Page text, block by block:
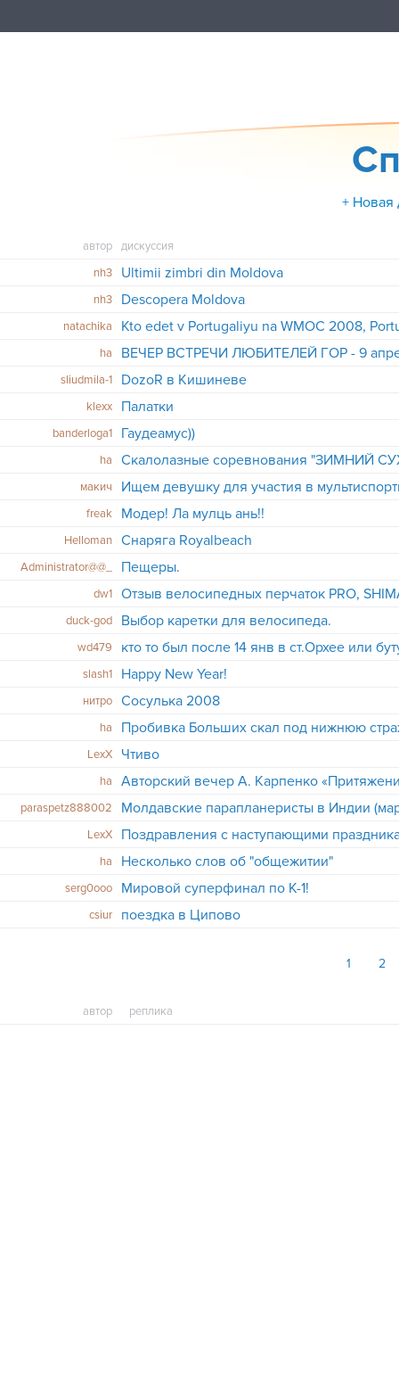
+ Новая
автор
дискуссия
nh3
Ultimii zimbri din Moldova
nh3 Descopera Moldova
natachika Kto edet v Portugaliyu na WMOC 2008,
ha ВЕЧЕР ВСТРЕЧИ ЛЮБИТЕЛЕЙ ГОР - 9
sliudmila-1 DozoR в Кишиневе
klexx Палатки
banderloga1 Гаудеамус))
ha
макич
Ищем девушку для участия в
freak Модер! Ла мулць ань!!
Helloman Снаряга Royalbeach
Administrator@@_ Пещеры.
dw1 Отзыв велосипедных перчаток PRO,
duck-god Выбор каретки для велосипеда.
wd479 кто то был после 14 янв в ст.Орхее или
slash1 Happy New Year!
нитро Сосулька 2008
ha Пробивка Больших скал под нижнюю
LexX Чтиво
ha Авторский вечер А. Карпенко
paraspetz888002 Молдавские парапланеристы в Индии
LexX Поздравления с наступающими
ha Несколько слов об "общежитии"
serg0ooo Мировой суперфинал по К-1!
csiur поездка в Ципово
1 2
автор реплика